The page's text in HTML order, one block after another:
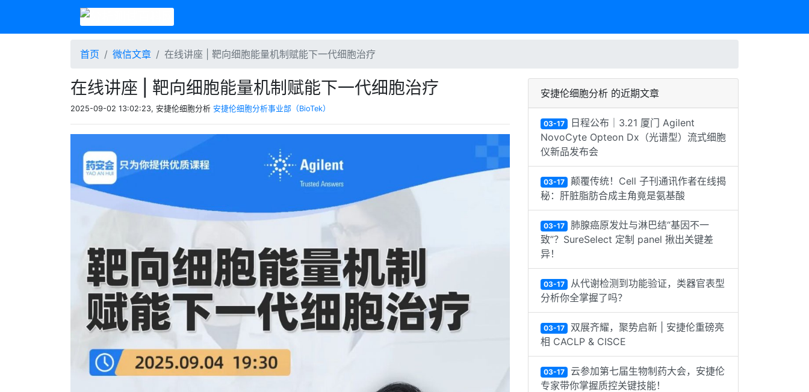
首页 微信文章 在线讲座 | 靶向细胞能量机制赋能下一代细胞治疗
在线讲座 | 靶向细胞能量机制赋能下一代细胞治疗
2025-09-02 13:02:23, 安捷伦细胞分析 安捷伦细胞分析事业部（BioTek）
安捷伦细胞分析 的近期文章
03-17 日程公布｜3.21 厦门 Agilent
NovoCyte Opteon Dx（光谱型）流式细胞
仪新品发布会
03-17 颠覆传统！Cell 子刊通讯作者在线揭
秘：肝脏脂肪合成主角竟是氨基酸
03-17 肺腺癌原发灶与淋巴结“基因不一
致”？SureSelect 定制 panel 揪出关键差
异！
03-17 从代谢检测到功能验证，类器官表型
分析你全掌握了吗？
03-17 双展齐耀，聚势启新 | 安捷伦重磅亮
相 CACLP & CISCE
03-17 云参加第七届生物制药大会，安捷伦
专家带你掌握质控关键技能！